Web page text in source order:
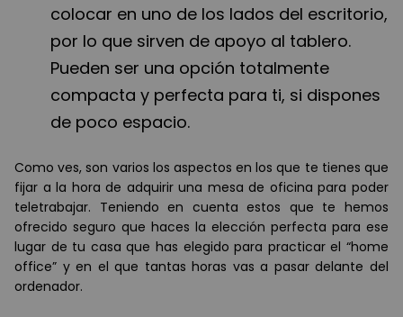
colocar en uno de los lados del escritorio,
por lo que sirven de apoyo al tablero.
Pueden ser una opción totalmente
compacta y perfecta para ti, si dispones
de poco espacio.
Como ves, son varios los aspectos en los que te tienes que
fijar a la hora de adquirir una mesa de oficina para poder
teletrabajar. Teniendo en cuenta estos que te hemos
ofrecido seguro que haces la elección perfecta para ese
lugar de tu casa que has elegido para practicar el “home
office” y en el que tantas horas vas a pasar delante del
ordenador.